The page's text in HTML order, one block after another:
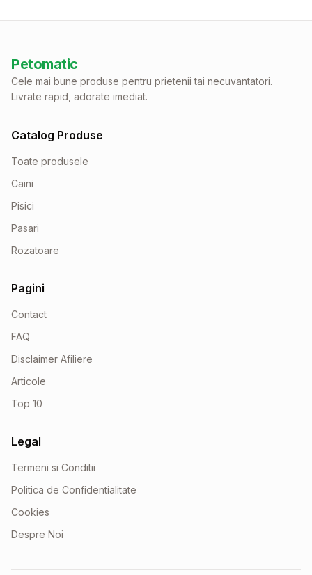
Petomatic
Cele mai bune produse pentru prietenii tai necuvantatori.
Livrate rapid, adorate imediat.
Catalog Produse
Toate produsele
Caini
Pisici
Pasari
Rozatoare
Pagini
Contact
FAQ
Disclaimer Afiliere
Articole
Top 10
Legal
Termeni si Conditii
Politica de Confidentialitate
Cookies
Despre Noi